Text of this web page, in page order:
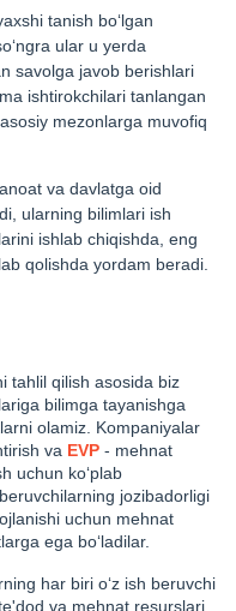
tanish bo‘lgan
ular u yerda
savolga javob berishlari
ishtirokchilari tanlangan
mezonlarga muvofiq
va davlatga oid
ularning bilimlari ish
ishlab chiqishda, eng
qolishda yordam beradi.
tahlil qilish asosida biz
bilimga tayanishga
olamiz. Kompaniyalar
va EVP - mehnat
uchun ko‘plab
jozibadorligi
uchun mehnat
ega bo‘ladilar.
har biri o‘z ish beruvchi
va mehnat resurslari